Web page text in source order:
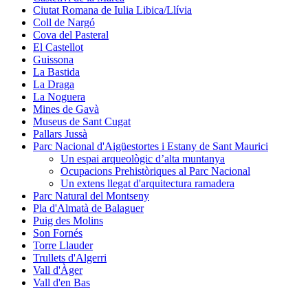
Ciutat Romana de Iulia Libica/Llívia
Coll de Nargó
Cova del Pasteral
El Castellot
Guissona
La Bastida
La Draga
La Noguera
Mines de Gavà
Museus de Sant Cugat
Pallars Jussà
Parc Nacional d'Aigüestortes i Estany de Sant Maurici
Un espai arqueològic d’alta muntanya
Ocupacions Prehistòriques al Parc Nacional
Un extens llegat d'arquitectura ramadera
Parc Natural del Montseny
Pla d'Almatà de Balaguer
Puig des Molins
Son Fornés
Torre Llauder
Trullets d'Algerri
Vall d'Àger
Vall d'en Bas